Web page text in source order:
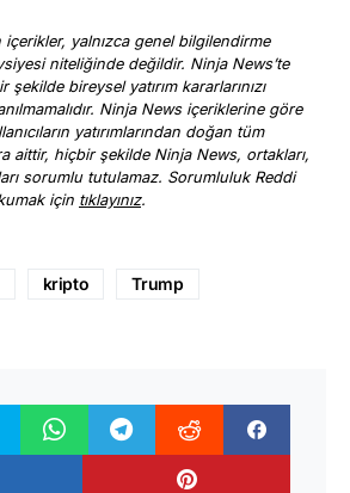
içerikler, yalnızca genel bilgilendirme
niteliğinde değildir. Ninja News’te
bireysel yatırım kararlarınızı
Ninja News içeriklerine göre
yatırımlarından doğan tüm
aittir, hiçbir şekilde Ninja News, ortakları,
sorumlu tutulamaz. Sorumluluk Reddi
için tıklayınız.
kripto Trump